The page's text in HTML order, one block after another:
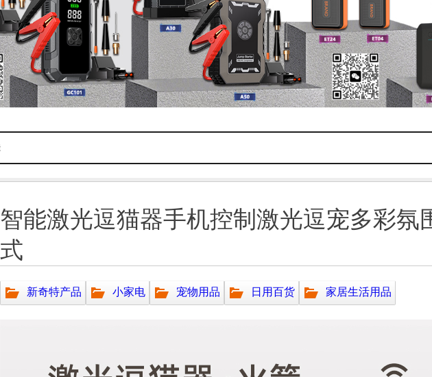
智能激光逗猫器手机控制激光逗宠多彩氛
式
新奇特产品 小家电 宠物用品 日用百货 家居生活用品